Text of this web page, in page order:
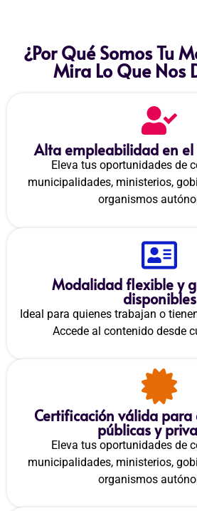
¿Por Qué Somos Tu
Mira Lo Que Nos
Alta empleabilidad en el
Eleva tus oportunidades de
municipalidades, ministerios,
organismos
Modalidad flexible y
disponibles
Ideal para quienes trabajan o
Accede al contenido desde
Certificación válida para
públicas y
Eleva tus oportunidades de
municipalidades, ministerios,
organismos